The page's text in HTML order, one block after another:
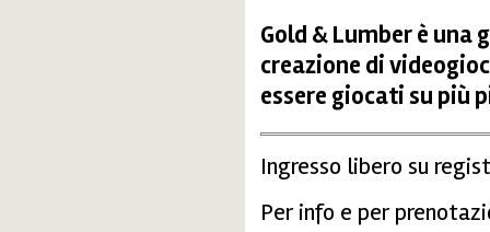
Gold & Lumber è una
creazione di
essere giocati su più
Ingresso libero su
Per info e per